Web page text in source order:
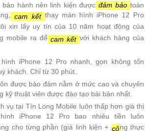
hành nên linh kiện được đảm bảo toàn
cam kết thay màn hình iPhone 12 Pro
xin lấy uy tín của 10 năm hoạt động của
mobile ra để cam kết với khách hàng của
iPhone 12 Pro nhanh, gọn không tốn
khách. Chỉ từ 30 phút.
được bảo đảm nằm ở mức cao và chuyên
kỹ thuật viên được đào tạo bài bản nhất.
vụ tại Tín Long Mobile luôn thấp hơn giá thị
iPhone 12 Pro bao nhiêu tiền luôn
cho từng phần (giá linh kiện + công thực